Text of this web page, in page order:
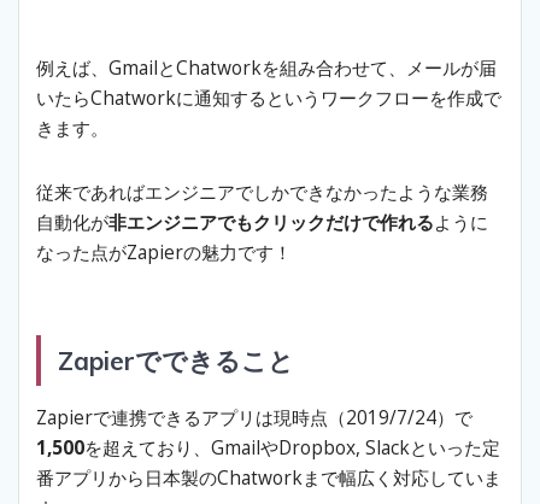
例えば、GmailとChatworkを組み合わせて、メールが届
いたらChatworkに通知するというワークフローを作成で
きます。
従来であればエンジニアでしかできなかったような業務
自動化が非エンジニアでもクリックだけで作れるように
なった点がZapierの魅力です！
Zapierでできること
Zapierで連携できるアプリは現時点（2019/7/24）で
1,500を超えており、GmailやDropbox, Slackといった定
番アプリから日本製のChatworkまで幅広く対応していま